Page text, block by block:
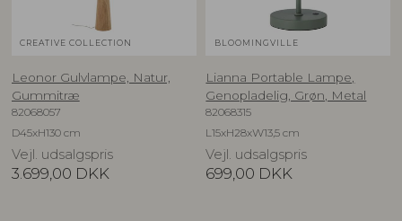
CREATIVE COLLECTION
Leonor Gulvlampe, Natur,
Gummitræ
82068057
D45xH130 cm
Vejl. udsalgspris
3.699,00 DKK
BLOOMINGVILLE
Lianna Portable Lampe,
Genopladelig, Grøn, Metal
82068315
L15xH28xW13,5 cm
Vejl. udsalgspris
699,00 DKK